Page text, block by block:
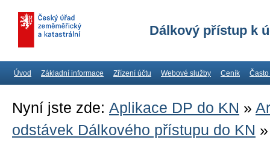
Dálkový přístup k
Úvod Základní informace Zřízení účtu Webové služby Ceník
Nyní jste zde: Aplikace DP do KN »
odstávek Dálkového přístupu do KN